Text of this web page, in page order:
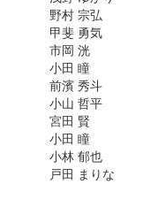
野村 宗弘
甲斐 勇気
市岡 洸
小田 瞳
前濱 秀斗
小山 哲平
宮田 賢
小田 瞳
小林 郁也
戸田 まりな